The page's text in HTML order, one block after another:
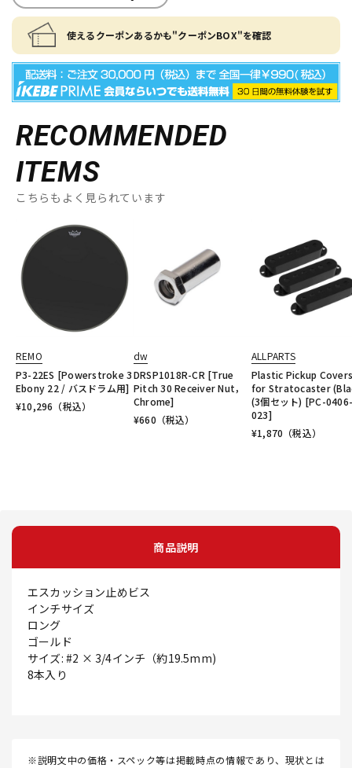
使えるクーポンあるかも"クーポンBOX"を確認
RECOMMENDED
ITEMS
こちらもよく見られています
REMO
P3-22ES [Powerstroke 3
Ebony 22 / バスドラム用]
¥10,296 （税込）
dw
DRSP1018R-CR [True
Pitch 30 Receiver Nut，
Chrome]
¥660 （税込）
ALLPARTS
Plastic Pickup
for Stratocaster
(3個セット) [PC-
023]
¥1,870 （税込）
商品説明
エスカッション止めビス
インチサイズ
ロング
ゴールド
サイズ: #2 × 3/4インチ（約19.5mm)
8本入り
※説明文中の価格・スペック等は掲載時点の情報であり、現状とは